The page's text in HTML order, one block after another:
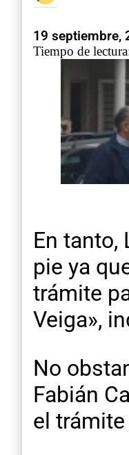
19 septiembre,
Tiempo de
En
pie ya
trámite
Veiga»,
No
Fabián
el